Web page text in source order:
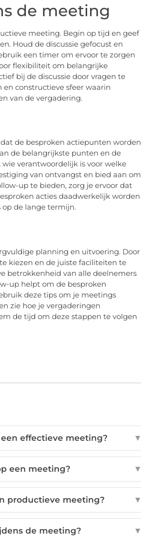
de meeting
meeting. Begin op tijd en geef
Houd de discussie gefocust en
een timer om ervoor te zorgen
flexibiliteit om belangrijke
bij de discussie door vragen te
constructieve sfeer waarin
van de vergadering.
de besproken actiepunten worden
de belangrijkste punten en de
verantwoordelijk is voor welke
van ontvangst en bied aan om
up te bieden, zorg je ervoor dat
acties daadwerkelijk worden
de lange termijn.
planning en uitvoering. Door
kiezen en de juiste faciliteiten te
betrokkenheid van alle deelnemers
up helpt om de besproken
deze tips om je meetings
zie hoe je vergaderingen
de tijd om deze stappen te volgen
effectieve meeting? ▼
een meeting? ▼
productieve meeting? ▼
de meeting? ▼